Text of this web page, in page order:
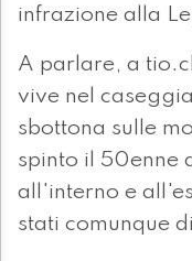
infrazione alla
A parlare, a
vive nel
sbottona sulle
spinto il 50enne
all'interno e
stati comunque